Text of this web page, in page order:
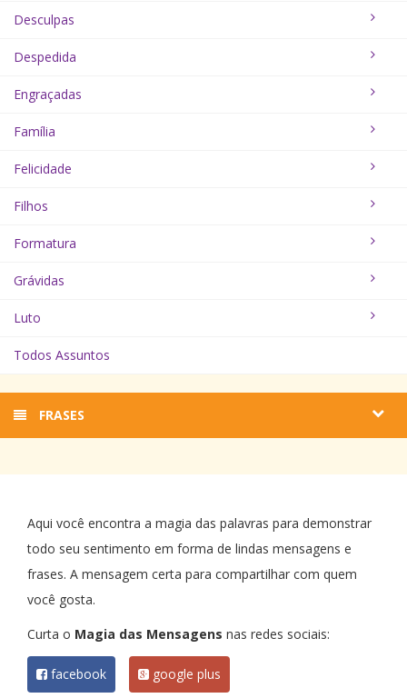
Desculpas
Despedida
Engraçadas
Família
Felicidade
Filhos
Formatura
Grávidas
Luto
Todos Assuntos
FRASES
Aqui você encontra a magia das palavras para demonstrar
todo seu sentimento em forma de lindas mensagens e
frases. A mensagem certa para compartilhar com quem
você gosta.
Curta o Magia das Mensagens nas redes sociais:
facebook google plus